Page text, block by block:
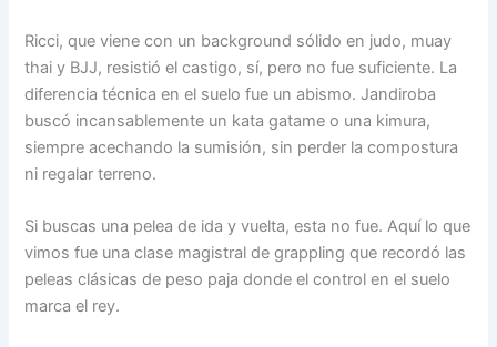
Ricci, que viene con un background sólido en judo, muay
thai y BJJ, resistió el castigo, sí, pero no fue suficiente. La
diferencia técnica en el suelo fue un abismo. Jandiroba
buscó incansablemente un kata gatame o una kimura,
siempre acechando la sumisión, sin perder la compostura
ni regalar terreno.
Si buscas una pelea de ida y vuelta, esta no fue. Aquí lo que
vimos fue una clase magistral de grappling que recordó las
peleas clásicas de peso paja donde el control en el suelo
marca el rey.